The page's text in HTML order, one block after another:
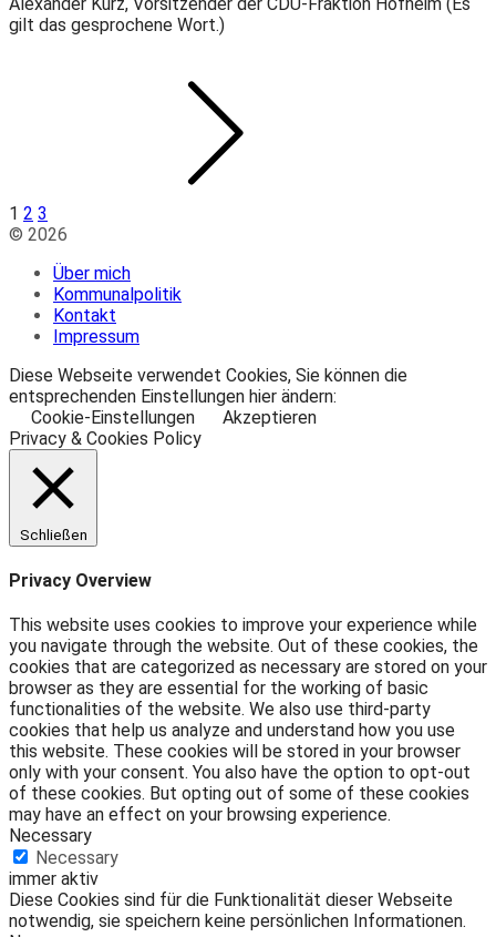
gilt das gesprochene Wort.)
1 2 3
© 2026
Über mich
Kommunalpolitik
Kontakt
Impressum
Diese Webseite verwendet Cookies, Sie können die
entsprechenden Einstellungen hier ändern:
Cookie-Einstellungen
Akzeptieren
Privacy & Cookies Policy
Schließen
Privacy Overview
This website uses cookies to improve your experience while
you navigate through the website. Out of these cookies, the
cookies that are categorized as necessary are stored on your
browser as they are essential for the working of basic
functionalities of the website. We also use third-party
cookies that help us analyze and understand how you use
this website. These cookies will be stored in your browser
only with your consent. You also have the option to opt-out
of these cookies. But opting out of some of these cookies
may have an effect on your browsing experience.
Necessary
Necessary
immer aktiv
Diese Cookies sind für die Funktionalität dieser Webseite
notwendig, sie speichern keine persönlichen Informationen.